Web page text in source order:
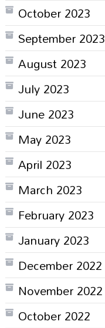
October 2023
September 2023
August 2023
July 2023
June 2023
May 2023
April 2023
March 2023
February 2023
January 2023
December 2022
November 2022
October 2022